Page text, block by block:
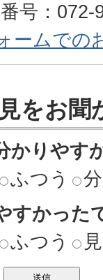
号：072-
ームでの
をお聞
かりやす
ふつう
すかった
ふつう